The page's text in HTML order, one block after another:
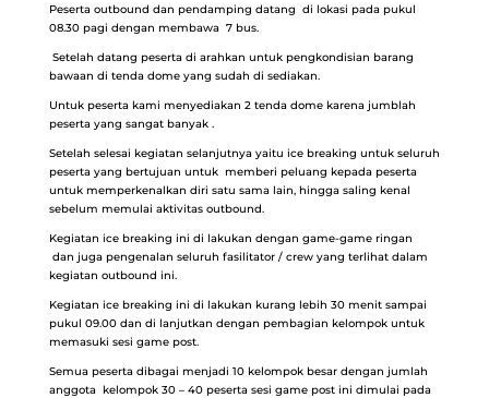
Peserta outbound dan pendamping datang di lokasi pada pukul
08.30 pagi dengan membawa 7 bus.
Setelah datang peserta di arahkan untuk pengkondisian barang
bawaan di tenda dome yang sudah di sediakan.
Untuk peserta kami menyediakan 2 tenda dome karena jumblah
peserta yang sangat banyak .
Setelah selesai kegiatan selanjutnya yaitu ice breaking untuk seluruh
peserta yang bertujuan untuk memberi peluang kepada peserta
untuk memperkenalkan diri satu sama lain, hingga saling kenal
sebelum memulai aktivitas outbound.
Kegiatan ice breaking ini di lakukan dengan game-game ringan
dan juga pengenalan seluruh fasilitator / crew yang terlihat dalam
kegiatan outbound ini.
Kegiatan ice breaking ini di lakukan kurang lebih 30 menit sampai
pukul 09.00 dan di lanjutkan dengan pembagian kelompok untuk
memasuki sesi game post.
Semua peserta dibagai menjadi 10 kelompok besar dengan jumlah
anggota kelompok 30 – 40 peserta sesi game post ini dimulai pada